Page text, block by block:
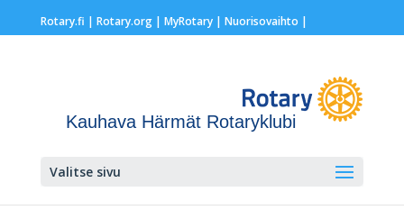
Rotary.fi | Rotary.org| MyRotary | Nuorisovaihto |
Kauhava Härmät Rotaryklubi
Valitse sivu